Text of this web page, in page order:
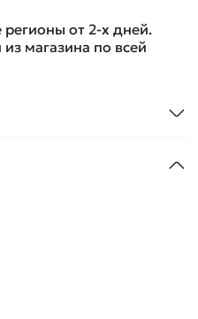
регионы от 2-х дней.
магазина по всей